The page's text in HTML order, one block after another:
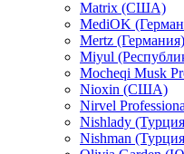
Matrix (США)
MediOK
Mertz (Германия)
Miyul
Mocheqi Musk
Nioxin (США)
Nirvel
Nishlady
Nishman